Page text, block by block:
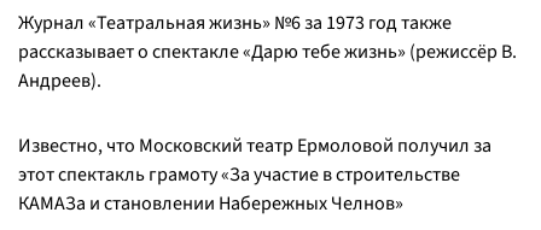
Журнал «Театральная жизнь» №6 за 1973 год также
рассказывает о спектакле «Дарю тебе жизнь» (режиссёр В.
Андреев).
Известно, что Московский театр Ермоловой получил за
этот спектакль грамоту «За участие в строительстве
КАМАЗа и становлении Набережных Челнов»